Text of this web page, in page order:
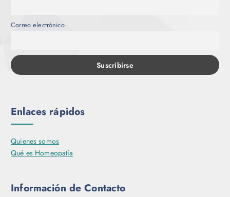
Correo electrónico
Enlaces rápidos
Quienes somos
Qué es Homeopatía
Información de Contacto